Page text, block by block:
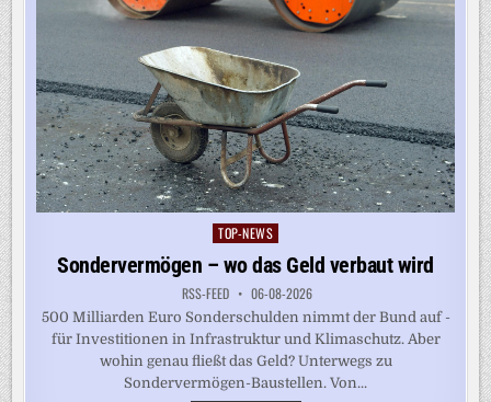
Posted
TOP-NEWS
Sondervermögen – wo das Geld verbaut wird
RSS-FEED 06-08-2026
500 Milliarden Euro Sonderschulden nimmt der Bund auf -
für Investitionen in Infrastruktur und Klimaschutz. Aber
wohin genau fließt das Geld? Unterwegs zu
Sondervermögen-Baustellen. Von...